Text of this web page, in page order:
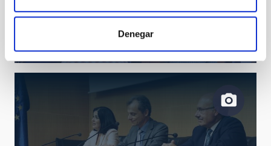
Denegar
Rueda de prensa tras la reunión del Consejo Rector